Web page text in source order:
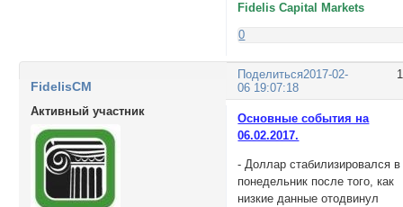
Fidelis Capital Markets
0
Поделиться2017-02-
06 19:07:18
FidelisCM
Активный участник
Основные события на
06.02.2017.
- Доллар стабилизировался в
понедельник после того, как
низкие данные отодвинул